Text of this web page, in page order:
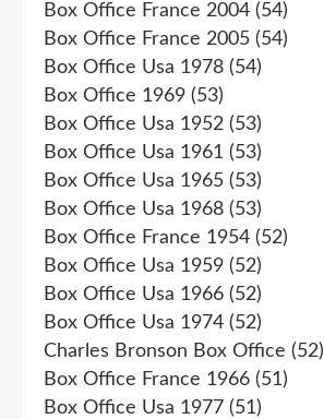
Box Office France 2004 (54)
Box Office France 2005 (54)
Box Office Usa 1978 (54)
Box Office 1969 (53)
Box Office Usa 1952 (53)
Box Office Usa 1961 (53)
Box Office Usa 1965 (53)
Box Office Usa 1968 (53)
Box Office France 1954 (52)
Box Office Usa 1959 (52)
Box Office Usa 1966 (52)
Box Office Usa 1974 (52)
Charles Bronson Box Office (52)
Box Office France 1966 (51)
Box Office Usa 1977 (51)